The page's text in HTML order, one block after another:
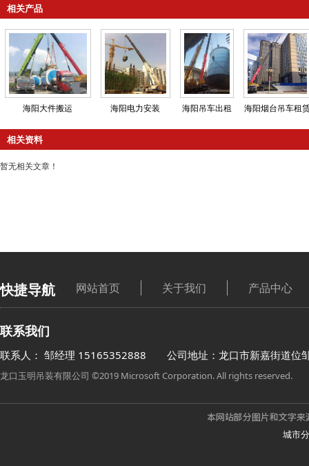
相关产品
海阳大件搬运 海阳电力安装 海阳吊车出租 海阳烟台吊车租
相关资料
暂无相关文章！
快捷导航 网站首页 关于我们 产品中心
联系我们
联系人： 邹经理 15165352888 公司地址：龙口市新嘉街道位
龙口玉明吊装有限公司 ©2019 Microsoft Corporation. All rights reserved.
城市